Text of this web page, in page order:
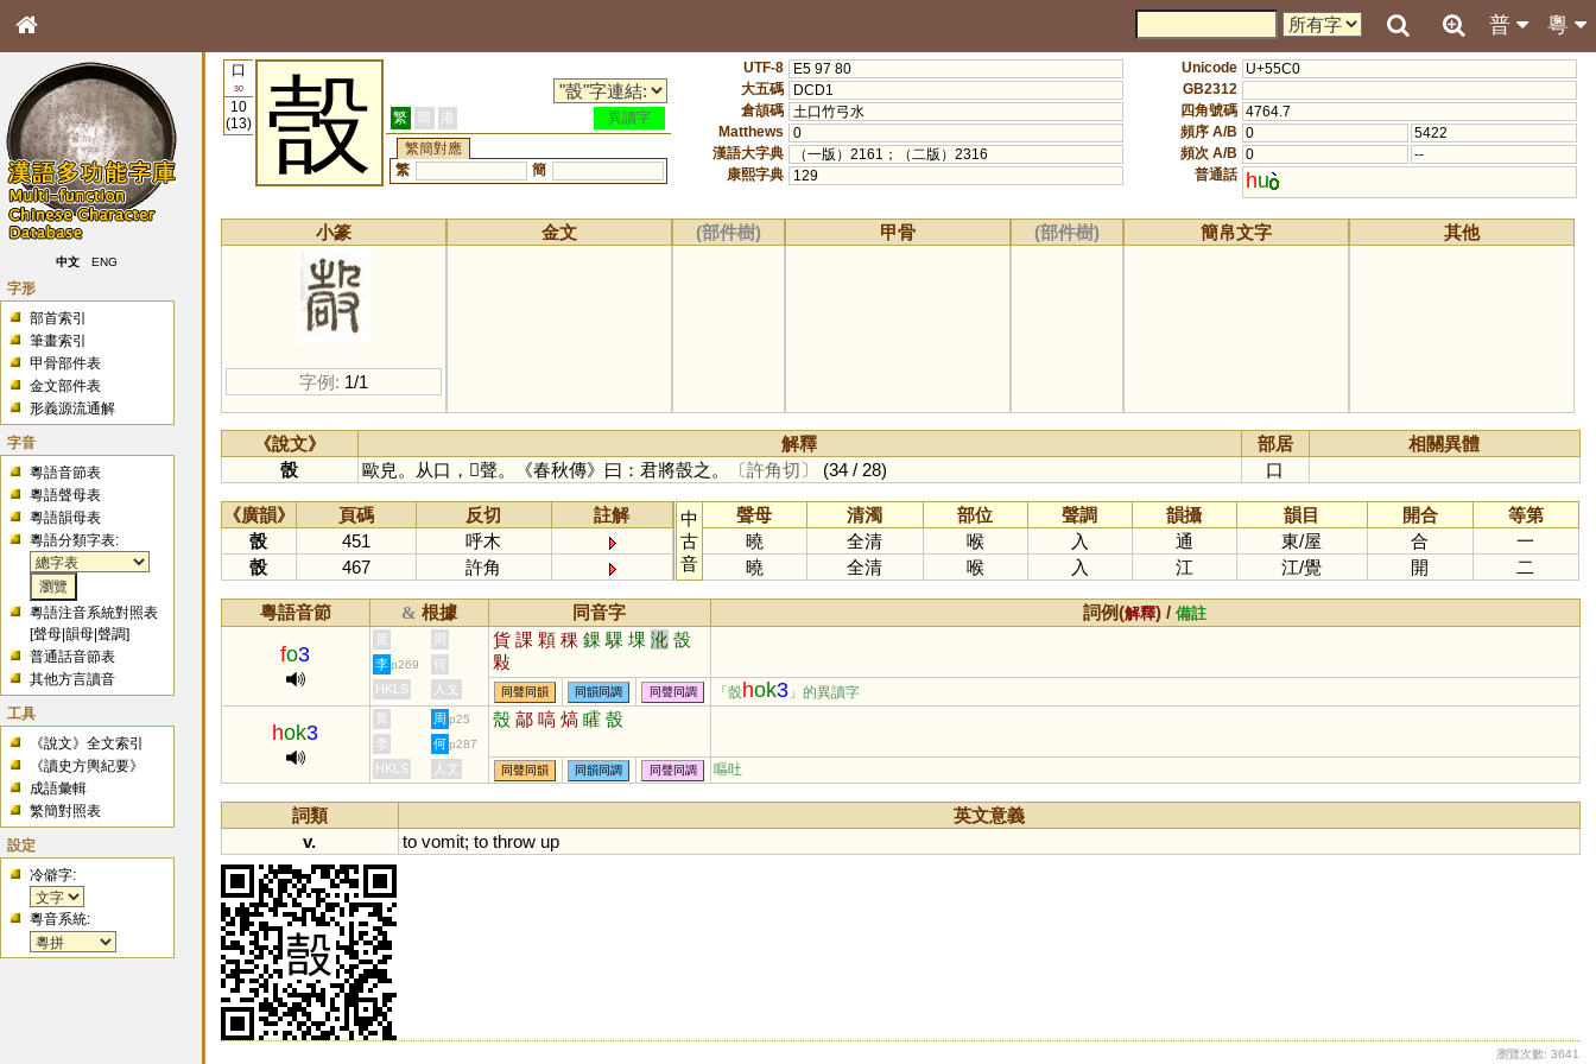
粵
普
中文 ENG
字形
部首索引
筆畫索引
甲骨部件表
金文部件表
形義源流通解
字音
粵語音節表
粵語聲母表
粵語韻母表
粵語分類字表:
粵語注音系統對照表
[聲母 |韻母 |聲調]
普通話音節表
其他方言讀音
工具
《說文》全文索引
《讀史方輿紀要》
成語彙輯
繁簡對照表
設定
冷僻字:
粵音系統:
口
30
10
(13)
嗀 繁 簡 港
異讀字
繁簡對應
繁
簡
UTF-8
E5 97 80
大五碼
DCD1
倉頡碼
土口竹弓水
Matthews
0
漢語大字典
（一版）2161；（二版）2316
康熙字典
129
Unicode U+55C0
GB2312
四角號碼 4764.7
頻序 A/B 0
5422
頻次 A/B 0
--
普通話 hu
小篆
字例: 1/1
金文 (部件樹) 甲骨 (部件樹) 簡帛文字 其他
《說文》 解釋 部居
相關異體
嗀
歐皃。从口，𣪊聲。《春秋傳》曰：君將嗀之。 〔許角切〕 (34 / 28) 口
《廣韻》 頁碼 反切
註解
嗀
451
呼木
嗀
467 許角
中
古
音
聲母 清濁 部位 聲調 韻攝 韻目 開合
等第
曉
全清 喉 入 通 東/屋 合
一
曉
全清 喉 入 江 江/覺 開 二
粵語音節 & 根據 同音字 詞例(解釋) /備註
fo3
黃 周 貨 課 顆 稞 錁 騍 堁 沎 嗀
敤
李 p269
何
HKLS
人文 同聲同韻 同韻同調 同聲同調 「嗀 hok3 」的異讀字
hok3
黃 周 p25 殼 鄗 嗃 熇 矐 嗀
李 何 p287
HKLS 人文 同聲同韻 同韻同調 同聲同調 嘔吐
詞類
英文意義
v.
to vomit; to throw up
瀏覽次數: 3641